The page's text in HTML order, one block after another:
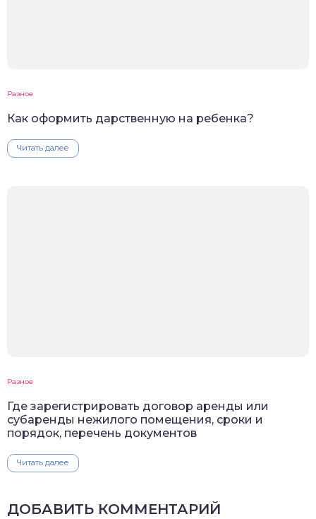
Разное
Как оформить дарственную на ребенка?
Читать далее
Разное
Где зарегистрировать договор аренды или
субаренды нежилого помещения, сроки и
порядок, перечень документов
Читать далее
ДОБАВИТЬ КОММЕНТАРИЙ